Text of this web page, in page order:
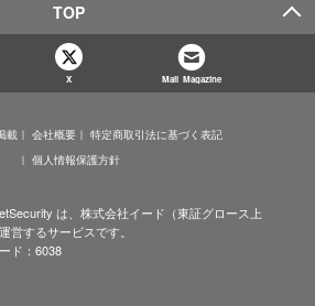
TOP
X Mail Magazine
載 会社概要
特定商取引法に基づく表記
個人情報保護方針
は、株式会社イード（東証グロース上
営するサービスです。
ド：6038